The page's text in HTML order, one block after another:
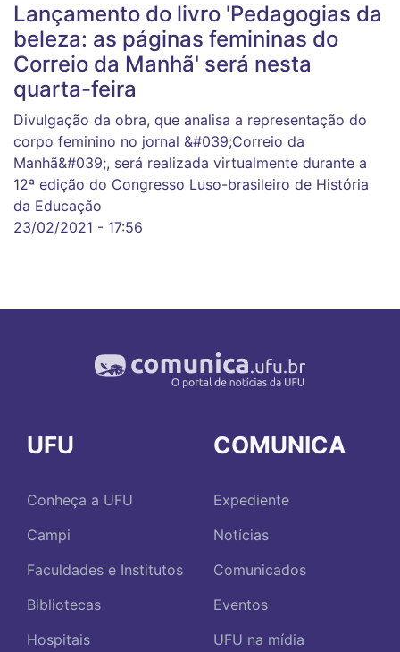
Lançamento do livro 'Pedagogias da
beleza: as páginas femininas do
Correio da Manhã' será nesta
quarta-feira
Divulgação da obra, que analisa a representação do
corpo feminino no jornal &#039;Correio da
Manhã&#039;, será realizada virtualmente durante a
12ª edição do Congresso Luso-brasileiro de História
da Educação
23/02/2021 - 17:56
UFU
Conheça a UFU
Campi
Faculdades e Institutos
Bibliotecas
Hospitais
COMUNICA
Expediente
Notícias
Comunicados
Eventos
UFU na mídia